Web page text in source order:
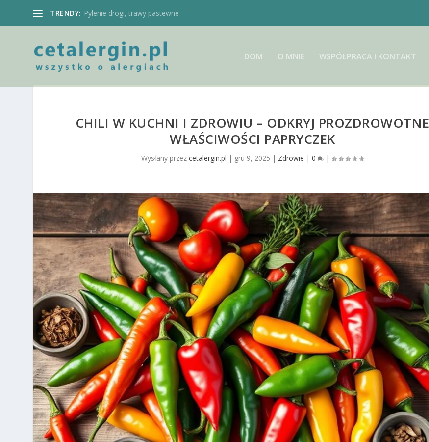
TRENDY: Pylenie drogi, trawy pastewne
DOM O MNIE WSPÓŁPRACA I KONTAKT
CHILI W KUCHNI I ZDROWIU – ODKRYJ PROZDROWOTNE
WŁAŚCIWOŚCI PAPRYCZEK
Wysłany przez cetalergin.pl | gru 9, 2025 | Zdrowie | 0 |